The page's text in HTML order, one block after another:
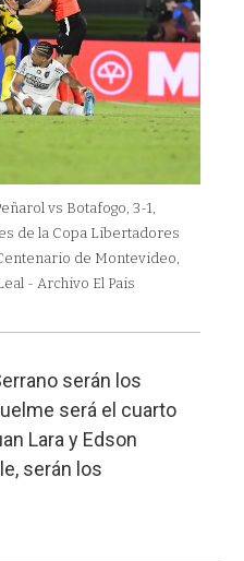
vs Botafogo, 3-1,
de la Copa Libertadores
de Montevideo,
- Archivo El Pais
serán los
será el cuarto
Lara y Edson
serán los